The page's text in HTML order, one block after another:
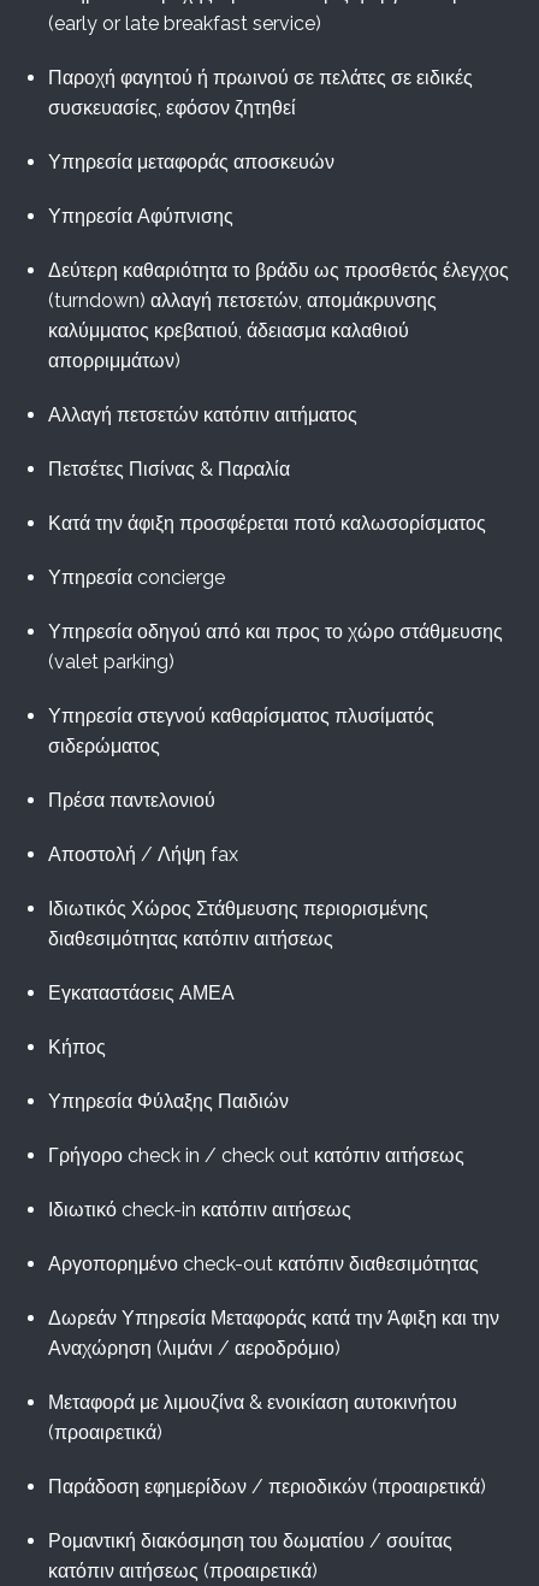
(early or late breakfast service)
Παροχή φαγητού ή πρωινού σε πελάτες σε ειδικές
συσκευασίες, εφόσον ζητηθεί
Υπηρεσία μεταφοράς αποσκευών
Υπηρεσία Αφύπνισης
Δεύτερη καθαριότητα το βράδυ ως προσθετός έλεγχος
(turndown) αλλαγή πετσετών, απομάκρυνσης
καλύμματος κρεβατιού, άδειασμα καλαθιού
απορριμμάτων)
Αλλαγή πετσετών κατόπιν αιτήματος
Πετσέτες Πισίνας & Παραλία
Κατά την άφιξη προσφέρεται ποτό καλωσορίσματος
Υπηρεσία concierge
Υπηρεσία οδηγού από και προς το χώρο στάθμευσης
(valet parking)
Υπηρεσία στεγνού καθαρίσματος πλυσίματός
σιδερώματος
Πρέσα παντελονιού
Αποστολή / Λήψη fax
Ιδιωτικός Χώρος Στάθμευσης περιορισμένης
διαθεσιμότητας κατόπιν αιτήσεως
Εγκαταστάσεις ΑΜΕΑ
Κήπος
Υπηρεσία Φύλαξης Παιδιών
Γρήγορο check in / check out κατόπιν αιτήσεως
Ιδιωτικό check-in κατόπιν αιτήσεως
Αργοπορημένο check-out κατόπιν διαθεσιμότητας
Δωρεάν Υπηρεσία Μεταφοράς κατά την Άφιξη και την
Αναχώρηση (λιμάνι / αεροδρόμιο)
Μεταφορά με λιμουζίνα & ενοικίαση αυτοκινήτου
(προαιρετικά)
Παράδοση εφημερίδων / περιοδικών (προαιρετικά)
Ρομαντική διακόσμηση του δωματίου / σουίτας
κατόπιν αιτήσεως (προαιρετικά)